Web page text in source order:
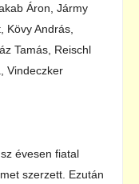
Áron, Jármy
Kövy András,
Tamás, Reischl
Vindeczker
évesen fiatal
szerzett. Ezután